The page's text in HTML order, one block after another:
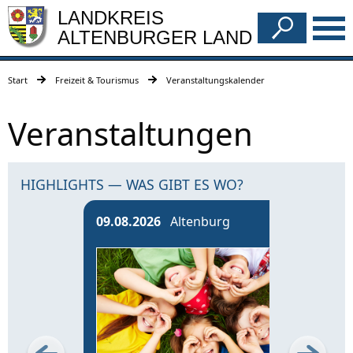
LANDKREIS
ALTENBURGER LAND
Start Freizeit & Tourismus Veranstaltungskalender
Veranstaltungen
HIGHLIGHTS — WAS GIBT ES WO?
09.08.2026 Altenburg